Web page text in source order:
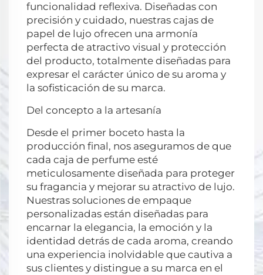
funcionalidad reflexiva. Diseñadas con
precisión y cuidado, nuestras cajas de
papel de lujo ofrecen una armonía
perfecta de atractivo visual y protección
del producto, totalmente diseñadas para
expresar el carácter único de su aroma y
la sofisticación de su marca.
Del concepto a la artesanía
Desde el primer boceto hasta la
producción final, nos aseguramos de que
cada caja de perfume esté
meticulosamente diseñada para proteger
su fragancia y mejorar su atractivo de lujo.
Nuestras soluciones de empaque
personalizadas están diseñadas para
encarnar la elegancia, la emoción y la
identidad detrás de cada aroma, creando
una experiencia inolvidable que cautiva a
sus clientes y distingue a su marca en el